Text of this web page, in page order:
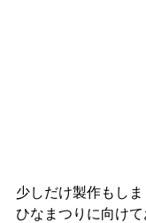
少しだけ製作もしま
ひなまつりに向け